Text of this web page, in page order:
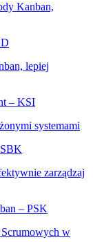
Kanban,
lepiej
– KSI
systemami
zarządzaj
– PSK
Scrumowych w